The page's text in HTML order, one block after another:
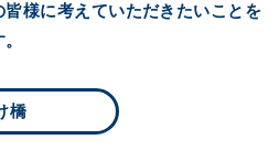
様に考えていただきたいことを
橋